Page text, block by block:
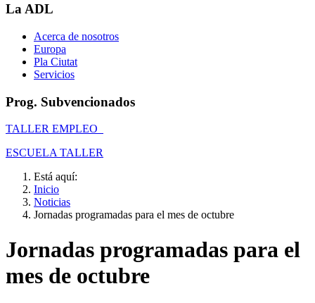
La ADL
Acerca de nosotros
Europa
Pla Ciutat
Servicios
Prog. Subvencionados
TALLER EMPLEO
ESCUELA TALLER
Está aquí:
Inicio
Noticias
Jornadas programadas para el mes de octubre
Jornadas programadas para el
mes de octubre